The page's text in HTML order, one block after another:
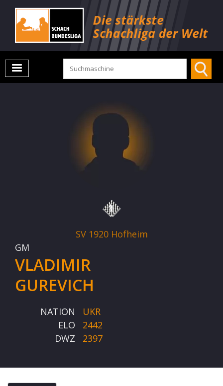
SV 1920 Hofheim
GM
VLADIMIR
GUREVICH
NATION
UKR
ELO
2442
DWZ
2397